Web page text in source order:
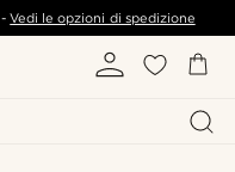
-Vedi le opzioni di spedizione